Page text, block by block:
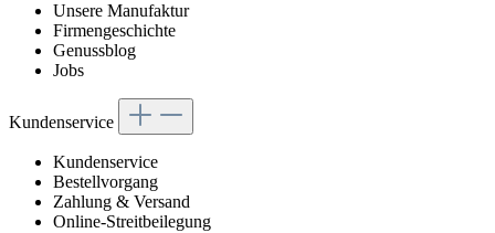
Unsere Manufaktur
Firmengeschichte
Genussblog
Jobs
Kundenservice
Kundenservice
Bestellvorgang
Zahlung & Versand
Online-Streitbeilegung